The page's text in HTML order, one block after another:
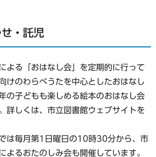
・託児
よる「おはなし会」を定期的に行って
けのわらべうたを中心としたおはなし
の子どもも楽しめる絵本のおはなし会
詳しくは、市立図書館ウェブサイトを
は毎月第1日曜日の10時30分から、市
よるおたのしみ会も開催しています。